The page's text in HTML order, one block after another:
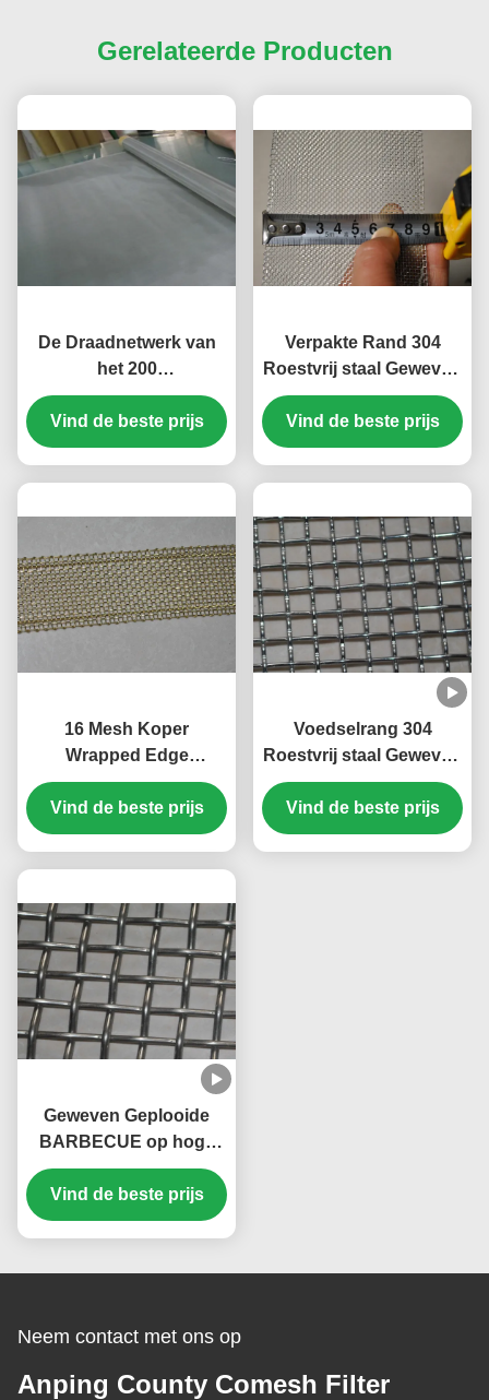
Gerelateerde Producten
De Draadnetwerk van
het 200
Netwerkroestvrije staal
met het Geweven
Gebruik van de Draad
Vind de beste prijs
Verpakte Rand 304
Roestvrij staal Geweven
Draadnetwerk 16
Netwerk 90mm Breedte
Vind de beste prijs
16 Mesh Koper
Wrapped Edge
Roestvrij staal Screen
Wire Mesh 40mm
Breedte
Vind de beste prijs
Voedselrang 304
Roestvrij staal Geweven
Geplooid van de de
Sprekersgrill van de
Draadfilter het
Vind de beste prijs
Geweven Geplooide
BARBECUE op hoge
temperatuur Barbecue
Gelast Mesh Sieve
Waterproof Screen van
de Filter 0.5mm 304
Vind de beste prijs
Neem contact met ons op
Anping County Comesh Filter